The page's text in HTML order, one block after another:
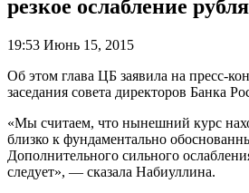
резкое ослабление рубля
19:53 Июнь 15, 2015
Об этом глава ЦБ заявила на пресс-
заседания совета директоров Банка
«Мы считаем, что нынешний курс
близко к фундаментально
Дополнительного сильного
следует», — сказала Набиуллина.